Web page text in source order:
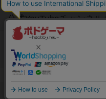
公式YouTubeチャンネル